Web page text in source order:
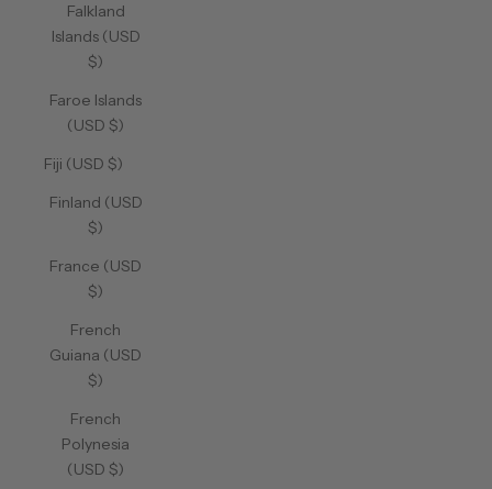
Falkland
Islands (USD
$)
Faroe Islands
(USD $)
Fiji (USD $)
Finland (USD
$)
France (USD
$)
French
Guiana (USD
$)
French
Polynesia
(USD $)